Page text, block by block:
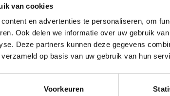
van cookies
en advertenties te personaliseren, om
Ook delen we informatie over uw gebruik
Deze partners kunnen deze gegevens
op basis van uw gebruik van hun
Voorkeuren